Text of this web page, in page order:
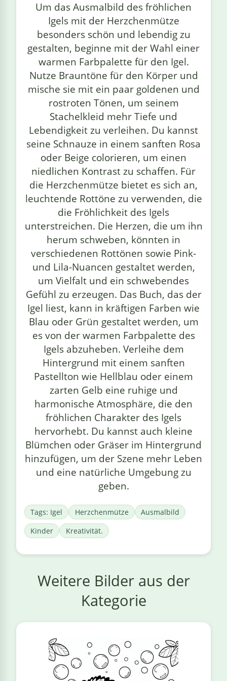
Um das Ausmalbild des fröhlichen
Igels mit der Herzchenmütze
besonders schön und lebendig zu
gestalten, beginne mit der Wahl einer
warmen Farbpalette für den Igel.
Nutze Brauntöne für den Körper und
mische sie mit ein paar goldenen und
rostroten Tönen, um seinem
Stachelkleid mehr Tiefe und
Lebendigkeit zu verleihen. Du kannst
seine Schnauze in einem sanften Rosa
oder Beige colorieren, um einen
niedlichen Kontrast zu schaffen. Für
die Herzchenmütze bietet es sich an,
leuchtende Rottöne zu verwenden, die
die Fröhlichkeit des Igels
unterstreichen. Die Herzen, die um ihn
herum schweben, könnten in
verschiedenen Rottönen sowie Pink-
und Lila-Nuancen gestaltet werden,
um Vielfalt und ein schwebendes
Gefühl zu erzeugen. Das Buch, das der
Igel liest, kann in kräftigen Farben wie
Blau oder Grün gestaltet werden, um
es von der warmen Farbpalette des
Igels abzuheben. Verleihe dem
Hintergrund mit einem sanften
Pastellton wie Hellblau oder einem
zarten Gelb eine ruhige und
harmonische Atmosphäre, die den
fröhlichen Charakter des Igels
hervorhebt. Du kannst auch kleine
Blümchen oder Gräser im Hintergrund
hinzufügen, um der Szene mehr Leben
und eine natürliche Umgebung zu
geben.
Tags: Igel Herzchenmütze
Ausmalbild
Kinder
Kreativität.
Weitere Bilder aus der
Kategorie